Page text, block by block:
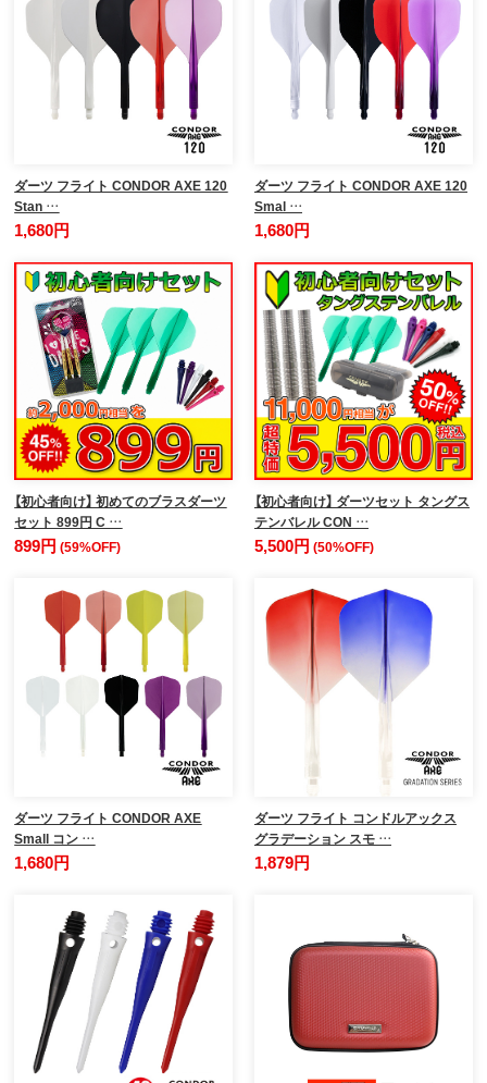
ダーツ フライト CONDOR AXE 120
Stan …
1,680円
ダーツ フライト CONDOR AXE 120
Smal …
1,680円
【初心者向け】 初めてのブラスダーツ
セット 899円 C …
899円(59%OFF)
【初心者向け】 ダーツセット タングス
テンバレル CON …
5,500円 (50%OFF)
ダーツ フライト CONDOR AXE
Small コン …
1,680円
ダーツ フライト コンドルアックス
グラデーション スモ …
1,879円